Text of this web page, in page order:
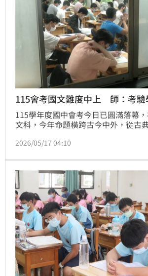
115會考國文難度中上 師：考驗
115學年度國中會考今日已圓滿落幕
文科，今年命題橫跨古今中外，從古
強調108課綱跨領域整合與閱讀應用能
心。
2026/05/17 04:10